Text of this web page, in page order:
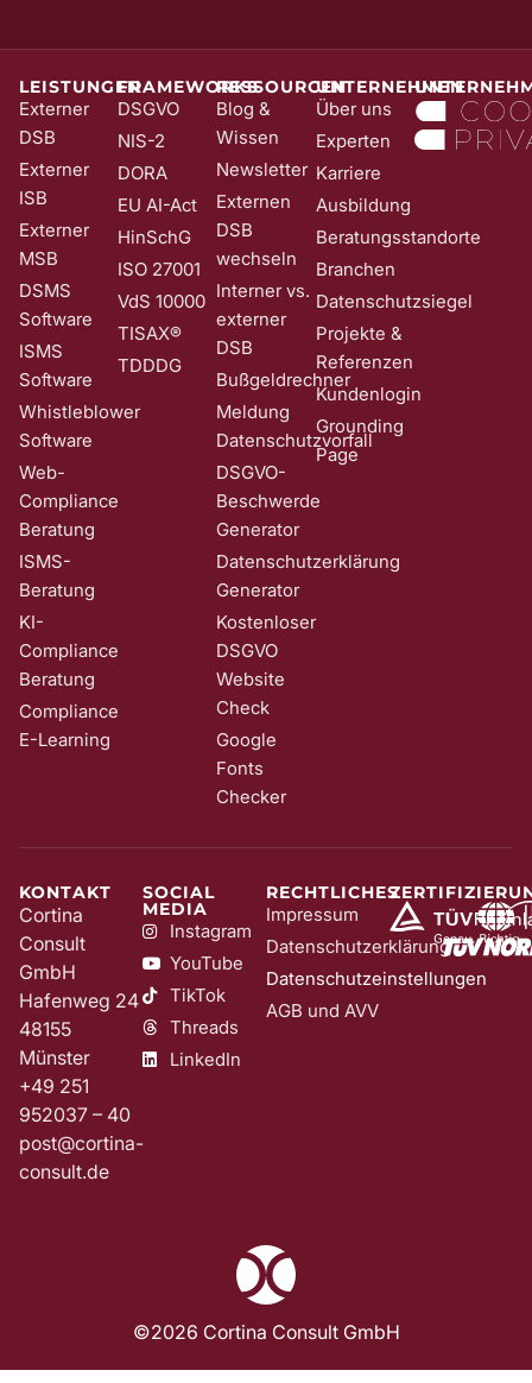
Wirkung für die Zukunft und ohne Angabe von Gründen widerrufen;
z. B. durch Klick auf den Abmeldelink am Ende jedes Newsletters.
Nähere Informationen zur Verarbeitung Ihrer Daten finden Sie in
Date​​​​nschutzerklärung .
LEISTUNGEN
Externer
DSB
Externer
ISB
Externer
MSB
DSMS
Software
ISMS
Software
Whistleblower
Software
Web-
Compliance
Beratung
ISMS-
Beratung
KI-
Compliance
Beratung
Compliance
E-Learning
FRAMEWORKS
DSGVO
NIS-2
DORA
EU AI-Act
HinSchG
ISO 27001
VdS 10000
TISAX®
TDDDG
RESSOURCEN
Blog &
Wissen
Newsletter
Externen
DSB
wechseln
Interner vs.
externer
DSB
Bußgeldrechner
Meldung
Datenschutzvorfall
DSGVO-
Beschwerde
Generator
Datenschutzerklärung
Generator
Kostenloser
DSGVO
Website
Check
Google
Fonts
Checker
UNTERNEHMEN
Über uns
Experten
Karriere
Ausbildung
Beratungsstandorte
Branchen
Datenschutzsiegel
Projekte &
Referenzen
Kundenlogin
Grounding
Page
KONTAKT
Cortina
Consult
GmbH
Hafenweg 24
48155
Münster
+49 251
952037 – 40
post@cortina-
consult.de
SOCIAL
MEDIA
Instagram
YouTube
TikTok
Threads
LinkedIn
RECHTLICHES
Impressum
Datenschutzerklärung
Datenschutzeinstellungen
AGB und AVV
©2026 Cortina Consult GmbH